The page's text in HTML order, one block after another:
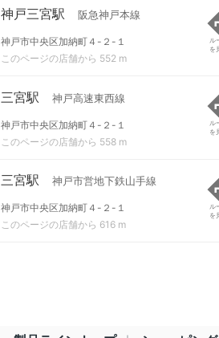
神戸三宮駅 阪急神戸本線
神戸市中央区加納町４-２-１
このページの店舗から 552 m
ル
を
三宮駅 神戸高速東西線
神戸市中央区加納町４-２-１
このページの店舗から 558 m
ル
を
三宮駅 神戸市営地下鉄山手線
神戸市中央区加納町４-２-１
このページの店舗から 616 m
ル
を